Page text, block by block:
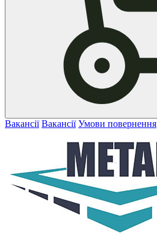
Вакансії Вакансії Умови повернення